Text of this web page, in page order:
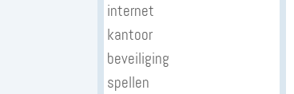
internet
kantoor
beveiliging
spellen